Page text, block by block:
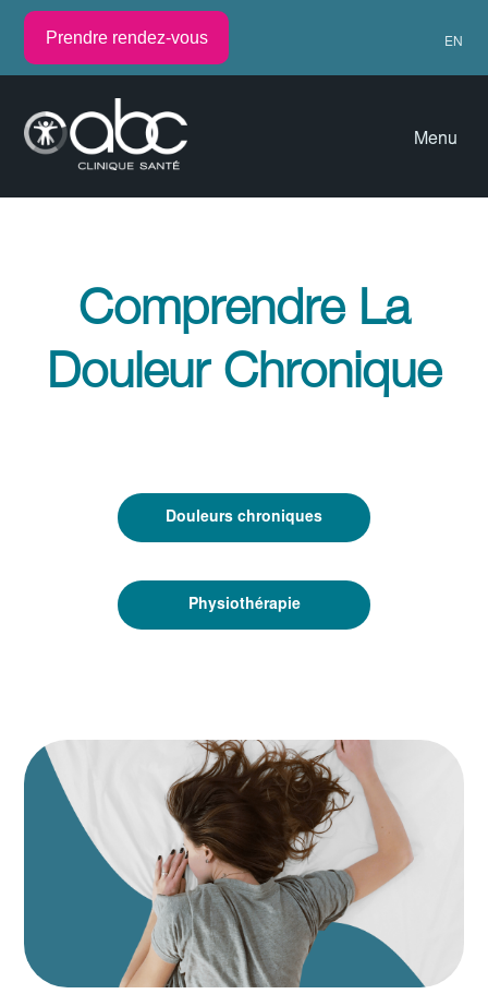
Prendre rendez-vous EN
Menu
Comprendre La
Douleur Chronique
Douleurs chroniques
Physiothérapie